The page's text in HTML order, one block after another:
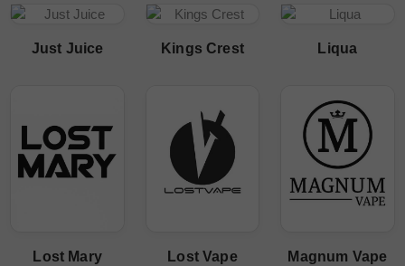
Just Juice Kings Crest Liqua
Lost Mary Lost Vape Magnum Vape